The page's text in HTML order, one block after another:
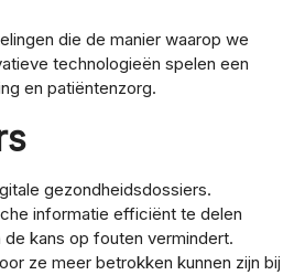
die de manier waarop we
technologieën spelen een
en patiëntenzorg.
gezondheidsdossiers.
informatie efficiënt te delen
kans op fouten vermindert.
ze meer betrokken kunnen zijn bij